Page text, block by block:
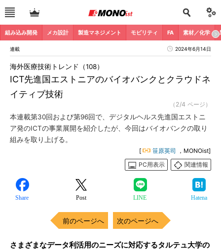
組み込み開発 メカ設計 製造マネジメント モビリティ FA 素材／化学
連載 2024年6月14日
ICT先進国エストニアのバイオバンクとクラウドネ
イティブ技術
海外医療技術トレンド（108）
（2/4 ページ）
本連載第30回および第96回で、デジタルヘルス先進国エストニ
ア発のICTの事業展開を紹介したが、今回はバイオバンクの取り
組みを取り上げる。
[ 笹原英司
，MONOist]
PC用表示
関連情報
Share Post LINE Hatena
前のページへ 次のページへ
さまざまなデータ利活用のニーズに対応するタルテュ大学の